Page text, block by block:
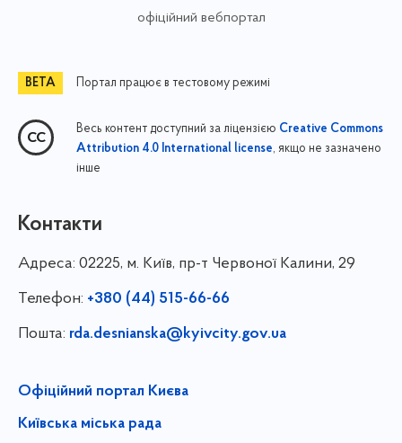
офіційний вебпортал
Портал працює в тестовому режимі
Весь контент доступний за ліцензією Creative Commons
Attribution 4.0 International license, якщо не зазначено
інше
Контакти
Адреса: 02225, м. Київ, пр-т Червоної Калини, 29
Телефон: +380 (44) 515-66-66
Пошта: rda.desnianska@kyivcity.gov.ua
Офіційний портал Києва
Київська міська рада